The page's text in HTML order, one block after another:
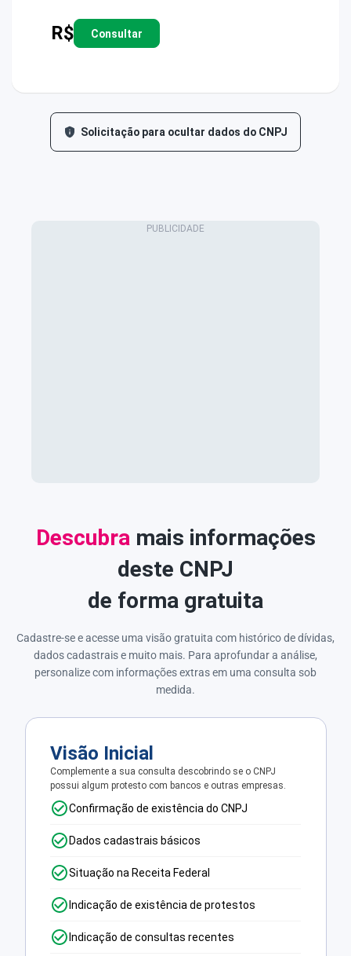
R$ Consultar
Solicitação para ocultar dados do CNPJ
Descubra mais informações
deste CNPJ
de forma gratuita
Cadastre-se e acesse uma visão gratuita com histórico de dívidas,
dados cadastrais e muito mais. Para aprofundar a análise,
personalize com informações extras em uma consulta sob
medida.
Visão Inicial
Complemente a sua consulta descobrindo se o CNPJ
possui algum protesto com bancos e outras empresas.
Confirmação de existência do CNPJ
Dados cadastrais básicos
Situação na Receita Federal
Indicação de existência de protestos
Indicação de consultas recentes